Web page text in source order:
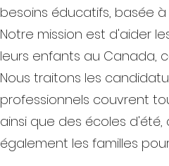
besoins éducatifs, basée
Notre mission est d'aider
leurs enfants au Canada,
Nous traitons les
professionnels couvrent
ainsi que des écoles
également les familles